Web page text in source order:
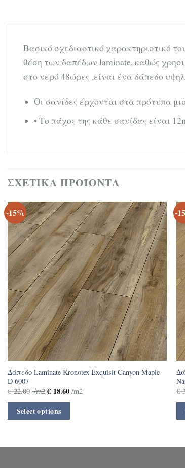
Βασικό σχεδιαστικό χαρακτηριστικό
θέση των δαπέδων laminate, καθώς
στο νερό 48ώρες ,είναι ένα δάπεδο
Οι σανίδες έρχονται στα πρότυπα
• Το πάχος της κάθε σανίδας είναι
ΣΧΕΤΙΚΆ ΠΡΟΪΌΝΤΑ
-15%
Δάπεδο Laminate Kronotex Exquisit Canyon Maple
D 6007
€22.00 /m2 € 18.60 /m2
Select options
-
€